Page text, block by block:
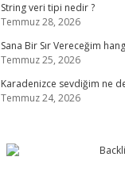
String veri tipi nedir ?
Temmuz 28, 2026
Sana Bir Sır Vereceğim
Temmuz 25, 2026
Karadenizce sevdiğim ne
Temmuz 24, 2026